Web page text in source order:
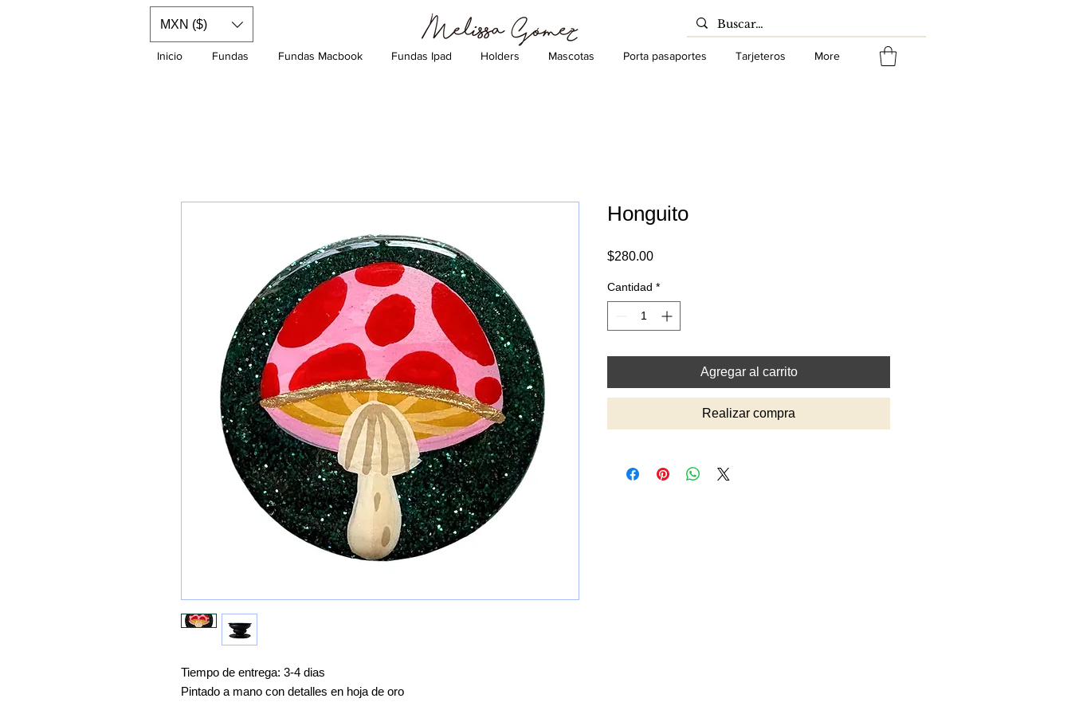
Inicio Fundas Fundas Macbook Fundas Ipad Holders Mascotas Porta pasaportes Tarjeteros More
MXN ($)
Tiempo de entrega: 3-4 dias
Pintado a mano con detalles en hoja de oro
Honguito
$280.00Precio
Cantidad *
Agregar al carrito
Realizar compra